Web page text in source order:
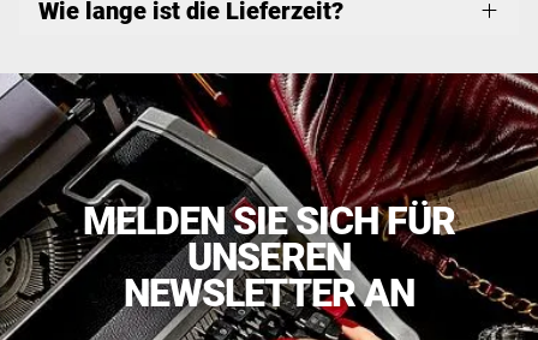
Wie lange ist die Lieferzeit?
MELDEN SIE SICH FÜR
UNSEREN
NEWSLETTER AN